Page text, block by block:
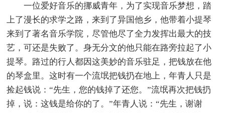
一位爱好音乐的挪威青年，为了实现音乐梦想，踏
上了漫长的求学之路，来到了异国他乡，他带着小提琴
来到了著名音乐学院，尽管他尽了全力发挥出最大的技
艺，可还是失败了。身无分文的他只能在路旁拉起了小
提琴。路过的行人都因这美妙的音乐驻足，把钱放在他
的琴盒里。这时有一个流氓把钱扔在地上，年青人只是
捡起钱说：“先生，您的钱掉了还您。”流氓再次把钱扔
掉，说：这钱是给你的了。”年青人说：“先生，谢谢